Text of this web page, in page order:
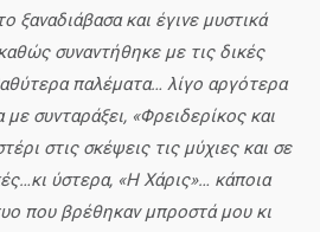
ξαναδιάβασα και έγινε μυστικά
συναντήθηκε με τις δικές
παλέματα… λίγο αργότερα
συνταράξει, «Φρειδερίκος και
στις σκέψεις τις μύχιες και σε
ύστερα, «Η Χάρις»… κάποια
που βρέθηκαν μπροστά μου κι